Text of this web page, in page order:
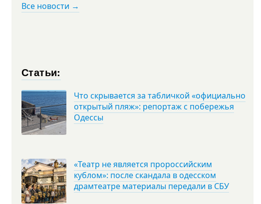
Все новости →
Статьи:
Что скрывается за табличкой «официально
открытый пляж»: репортаж с побережья
Одессы
«Театр не является пророссийским
кублом»: после скандала в одесском
драмтеатре материалы передали в СБУ